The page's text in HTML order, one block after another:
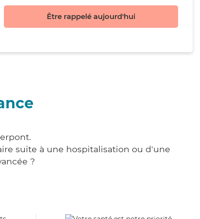
Être rappelé aujourd'hui
suite à une hospitalisation ou d'une
?